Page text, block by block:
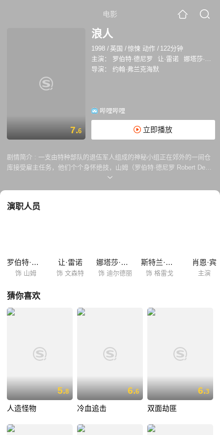
电影
7.6
浪人
1998 / 英国 /惊悚 动作 / 122分钟
主演：
罗伯特·德尼罗 让·雷诺
娜塔莎·麦克艾霍恩
导演：
约翰·弗兰克海默
哔哩哔哩
立即播放
剧情简介 : 一支由特种部队的退伍军人组成的神秘小组正在郊外的一间仓
库接受雇主任务，他们个个身怀绝技，山姆（罗伯特·德尼罗 Robert De
Niro 饰）是前中情局官员、文森特（让·雷诺 Jean Reno 饰）为前欧洲情
拉里。小组受命要袭击一支全副武装的车队并劫下一只神秘的公文包。经
演职人员
罗伯特·德尼罗
饰 山姆
让·雷诺
饰 文森特
娜塔莎·麦克艾霍恩
饰 迪尔德丽
斯特兰·斯卡斯加德
饰 格雷戈
肖恩·宾
主演
猜你喜欢
5.8
人造怪物
6.6
冷血追击
6.3
双面劫匪